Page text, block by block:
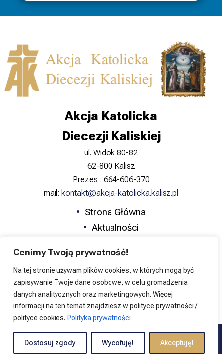
Cenimy Twoją prywatność!
Na tej stronie używam plików cookies, w których mogą być
zapisywanie Twoje dane osobowe, w celu gromadzenia
danych analitycznych oraz marketingowych. Więcej
informacji na ten temat znajdziesz w polityce prywatności /
polityce cookies. Polityka prywatności
Dostosuj zgody Wycofuję! Akceptuję!
Akcja Katolicka
Diecezji Kaliskiej
ul. Widok 80-82
62-800 Kalisz
Prezes : 664-606-370
mail: kontakt@akcja-katolicka.kalisz.pl
Strona Główna
Aktualności
Formacja
Katolicka Nauka Społeczna
Kontakt
Copyright © 2026 Akcja Katolicka Diecezji Kaliskiej | Projekt i
wykonanieJakubG